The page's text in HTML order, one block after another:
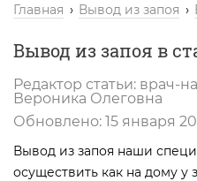
Главная Вывод из запоя
Вывод из запоя в
Редактор статьи: врач-
Вероника Олеговна
Обновлено: 15 января
Вывод из запоя наши
осуществить как на дому у